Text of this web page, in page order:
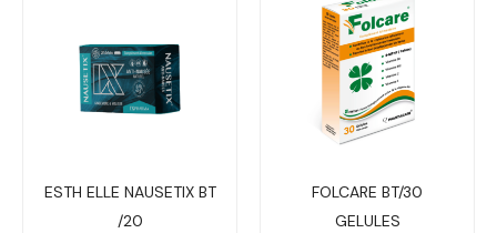
ESTH ELLE NAUSETIX BT
/20
FOLCARE BT/30
GELULES